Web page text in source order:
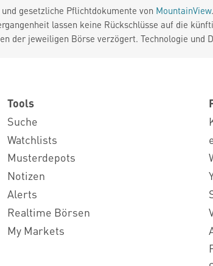
und gesetzliche Pflichtdokumente von MountainView.
lassen keine Rückschlüsse auf die
der jeweiligen Börse verzögert. Technologie und
Tools
Suche
Watchlists
Musterdepots
Notizen
Alerts
Realtime Börsen
My Markets